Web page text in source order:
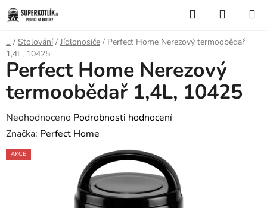
Přejít
na
obsah
Hledat
KOŠÍK
Domů
/ Stolování / Jídlonosiče / Perfect Home Nerezový termoobědař
1,4L, 10425
Perfect Home Nerezový
termoobědař 1,4L, 10425
Průměrné
hodnocení
produktu
Neohodnoceno Podrobnosti hodnocení
Značka: Perfect Home
AKCE